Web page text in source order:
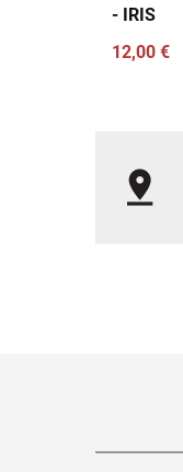
- IRIS
12,00 €